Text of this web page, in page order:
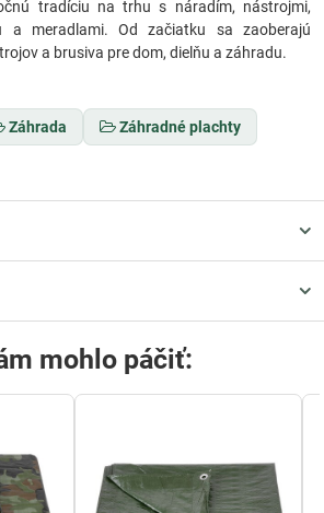
tradíciu na trhu s náradím, nástrojmi,
a meradlami. Od začiatku sa zaoberajú
a brusiva pre dom, dielňu a záhradu.
Záhrada Záhradné plachty
mohlo páčiť: